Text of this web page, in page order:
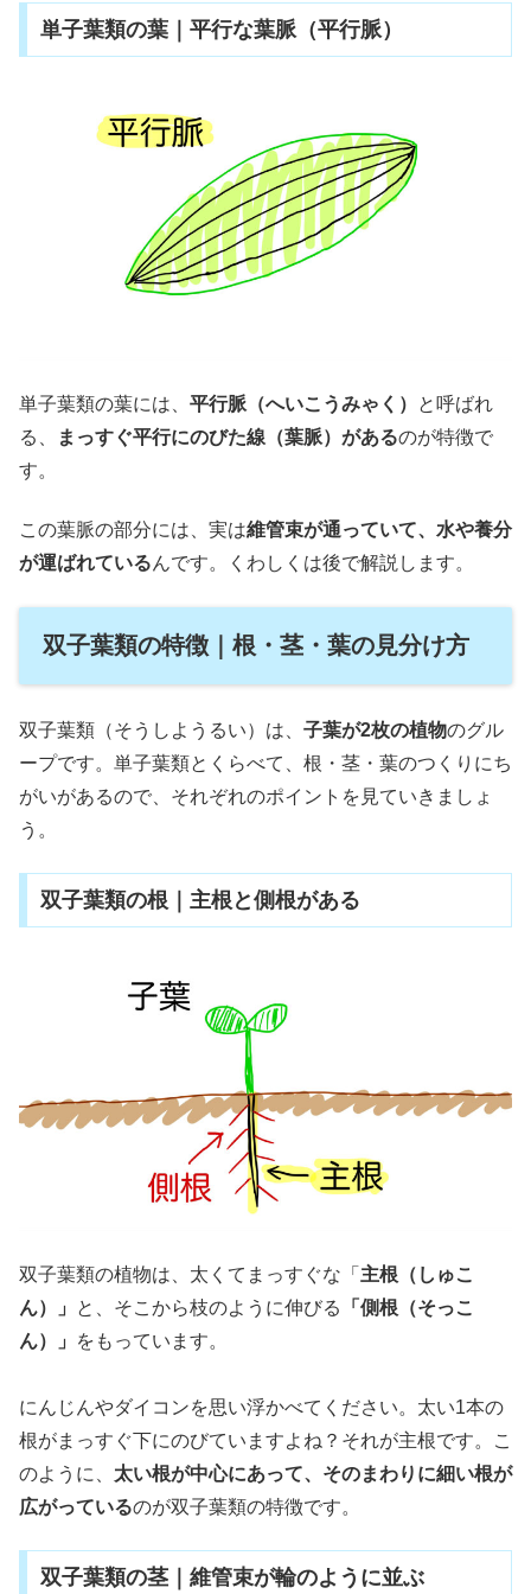
単子葉類の葉｜平行な葉脈（平行脈）
単子葉類の葉には、 平行脈（へいこうみゃく）
と呼ばれ
る、
まっすぐ平行にのびた線（葉脈）があるのが特徴で
す。
この葉脈の部分には、実は維管束が通っていて、水や養分
が運ばれているんです。くわしくは後で解説します。
双子葉類の特徴｜根・茎・葉の見分け方
双子葉類（そうしようるい）は、 子葉が2枚の植物のグル
ープです。単子葉類とくらべて、根・茎・葉のつくりにち
がいがあるので、それぞれのポイントを見ていきましょ
う。
双子葉類の根｜主根と側根がある
双子葉類の植物は、太くてまっすぐな「 主根（しゅこ
ん）」
と、そこから枝のように伸びる
「側根（そっこ
ん）」
をもっています。
にんじんやダイコンを思い浮かべてください。太い1本の
根がまっすぐ下にのびていますよね？それが主根です。こ
のように、 太い根が中心にあって、そのまわりに細い根が
広がっているのが双子葉類の特徴です。
双子葉類の茎｜維管束が輪のように並ぶ